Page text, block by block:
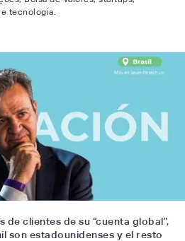
tecnologia.
de clientes de su “cuenta global”,
son estadounidenses y el resto